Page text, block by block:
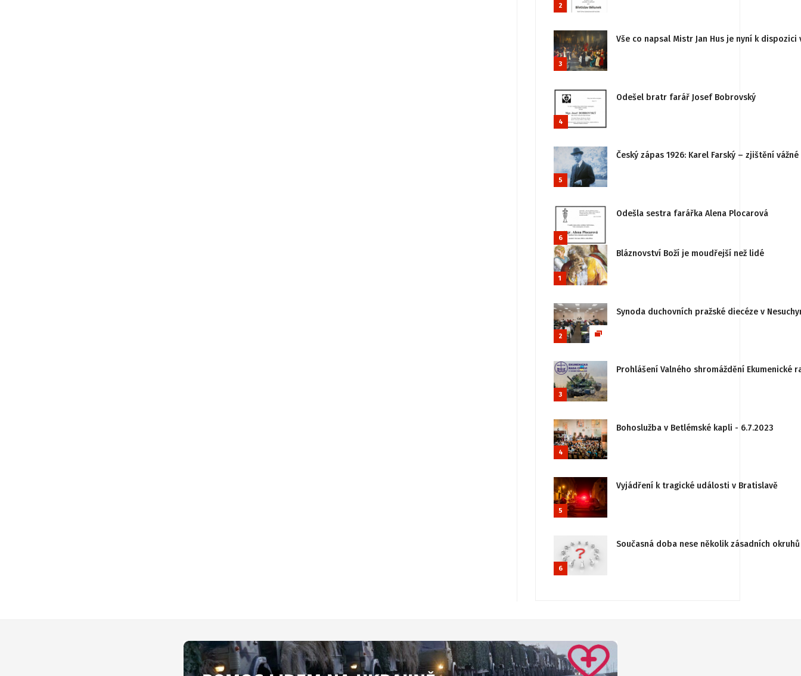
2
3
Vše co napsal Mistr Jan Hus je nyní k
4
Odešel bratr farář Josef Bobrovský
5
Český zápas 1926: Karel Farský – zjištění
6
Odešla sestra farářka Alena Plocarová
1
Bláznovství Boží je moudřejší než lidé
2
Synoda duchovních pražské diecéze v
3
Prohlášení Valného shromáždění
4
Bohoslužba v Betlémské kapli - 6.7.2023
5
Vyjádření k tragické události v Bratislavě
6
Současná doba nese několik zásadních